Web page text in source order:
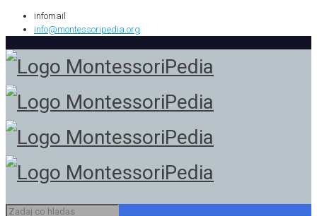
infomail
info@montessoripedia.org